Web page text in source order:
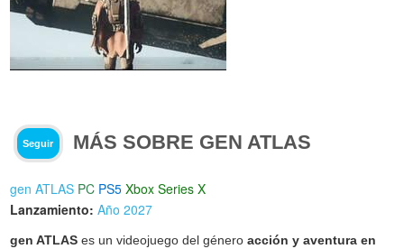
Seguir MÁS SOBRE GEN ATLAS
gen ATLAS PC PS5 Xbox Series X
Lanzamiento: Año 2027
gen ATLAS es un videojuego del géneroacción y aventura en